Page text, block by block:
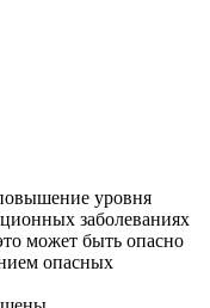
уровня
заболеваниях
может быть опасно
опасных